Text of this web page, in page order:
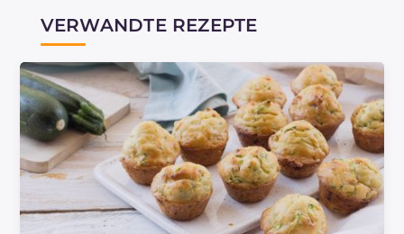
VERWANDTE REZEPTE